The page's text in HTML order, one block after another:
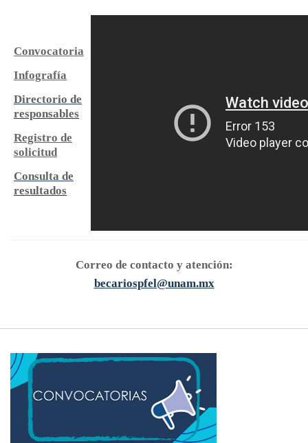
Convocatoria
Infografía
Directorio de
responsables
Registro de
solicitud
Consulta de
resultados
Correo de contacto y atención:
becariospfel@unam.mx